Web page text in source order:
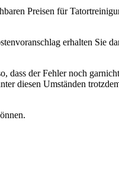
Preisen für
erhalten Sie
der Fehler noch
diesen Umständen